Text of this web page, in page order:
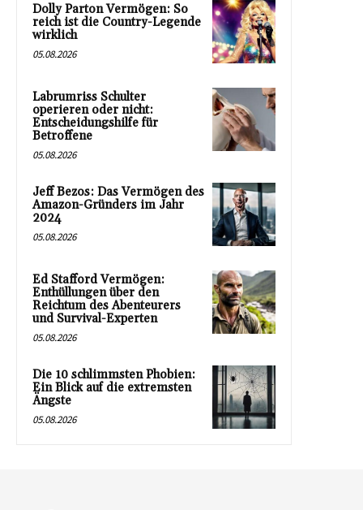
Dolly Parton Vermögen: So
reich ist die Country-Legende
wirklich
05.08.2026
Labrumriss Schulter
operieren oder nicht:
Entscheidungshilfe für
Betroffene
05.08.2026
Jeff Bezos: Das Vermögen des
Amazon-Gründers im Jahr
2024
05.08.2026
Ed Stafford Vermögen:
Enthüllungen über den
Reichtum des Abenteurers
und Survival-Experten
05.08.2026
Die 10 schlimmsten Phobien:
Ein Blick auf die extremsten
Ängste
05.08.2026